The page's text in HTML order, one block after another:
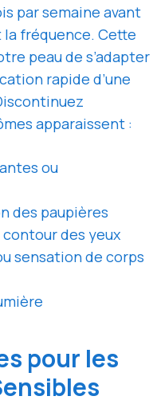
par semaine avant
la fréquence. Cette
peau de s’adapter
rapide d’une
apparaissent :
ou
des paupières
des yeux
sensation de corps
pour les